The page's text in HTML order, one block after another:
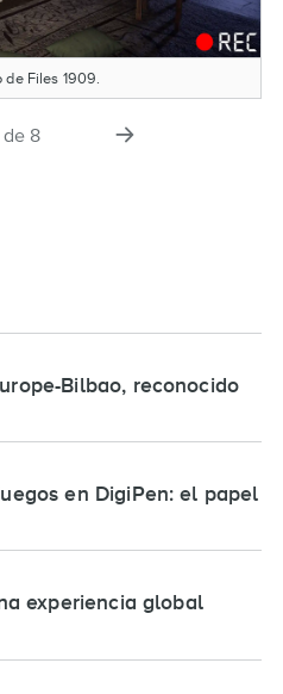
Files 1909.
de 8
Bilbao, reconocido
en DigiPen: el papel
experiencia global